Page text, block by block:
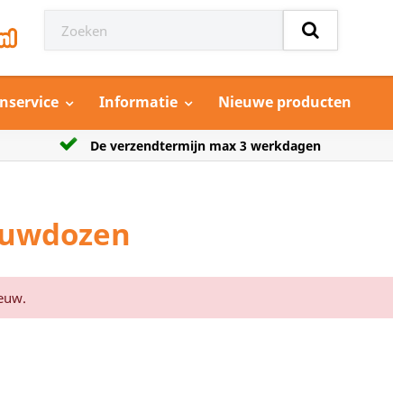
Informatie Nieuwe producten
Grootste aanbod model auto’s